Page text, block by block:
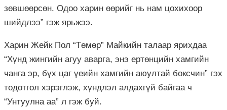
зөвшөөрсөн. Одоо харин өөрийг нь нам цохихоор
шийдлээ” гэж ярьжээ.
Харин Жейк Пол “Төмөр” Майкийн талаар ярихдаа
“Хүнд жингийн агуу аварга, энэ ертөнцийн хамгийн
чанга эр, бүх цаг үеийн хамгийн аюултай боксчин” гэх
тодотгол хэрэглэж, хүндлэл алдахгүй байгаа ч
“Унтуулна аа” л гэж буй.